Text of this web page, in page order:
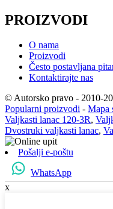
PROIZVODI
O nama
Proizvodi
Često postavljana
Kontaktirajte nas
© Autorsko pravo - 2010-
Popularni proizvodi - Mapa
Valjkasti lanac 120-3R,
Dvostruki valjkasti lanac,
Pošalji e-poštu
WhatsApp
x